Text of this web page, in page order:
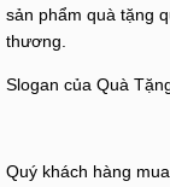
sản phẩm quà tặng
thương.
Slogan của Quà
Quý khách hàng